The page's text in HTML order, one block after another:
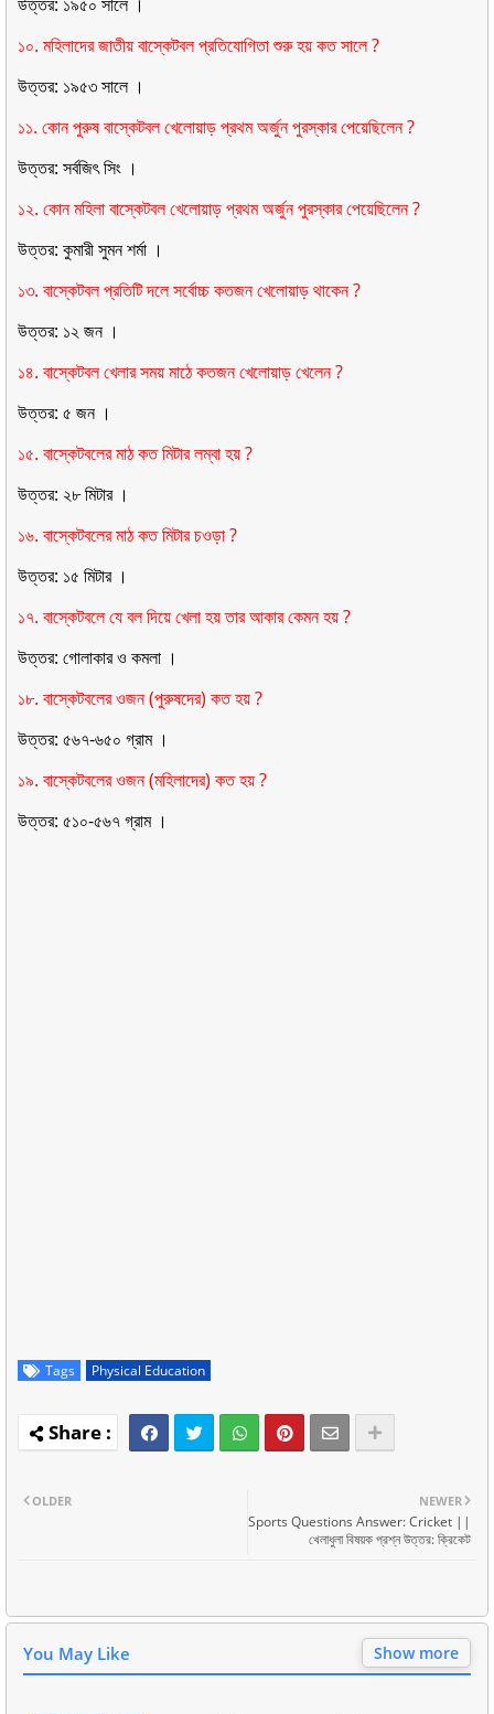
১০. মহিলাদের জাতীয় বাস্কেটবল প্রতিযােগিতা শুরু হয় কত সালে ?
উত্তর: ১৯৫৩ সালে ।
১১. কোন পুরুষ বাস্কেটবল খেলােয়াড় প্রথম অর্জুন পুরস্কার পেয়েছিলেন ?
উত্তর: সর্বজিৎ সিং ।
১২. কোন মহিলা বাস্কেটবল খেলােয়াড় প্রথম অর্জুন পুরস্কার পেয়েছিলেন ?
উত্তর: কুমারী সুমন শর্মা ।
১৩. বাস্কেটবল প্রতিটি দলে সর্বোচ্চ কতজন খেলােয়াড় থাকেন ?
উত্তর: ১২ জন ।
১৪. বাস্কেটবল খেলার সময় মাঠে কতজন খেলােয়াড় খেলেন ?
উত্তর: ৫ জন ।
১৫. বাস্কেটবলের মাঠ কত মিটার লম্বা হয় ?
উত্তর: ২৮ মিটার ।
১৬. বাস্কেটবলের মাঠ কত মিটার চওড়া ?
উত্তর: ১৫ মিটার ।
১৭. বাস্কেটবলে যে বল দিয়ে খেলা হয় তার আকার কেমন হয় ?
উত্তর: গােলাকার ও কমলা ।
১৮. বাস্কেটবলের ওজন (পুরুষদের) কত হয় ?
উত্তর: ৫৬৭-৬৫০ গ্রাম ।
১৯. বাস্কেটবলের ওজন (মহিলাদের) কত হয় ?
উত্তর: ৫১০-৫৬৭ গ্রাম ।
Tags Physical Education
NEWER
Sports Questions Answer: Cricket ||
খেলাধুলা বিষয়ক প্রশ্ন উত্তর: ক্রিকেট
OLDER
You May Like Show more